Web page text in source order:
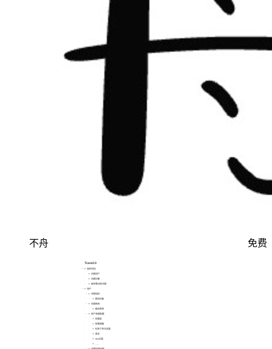
不舟 免费